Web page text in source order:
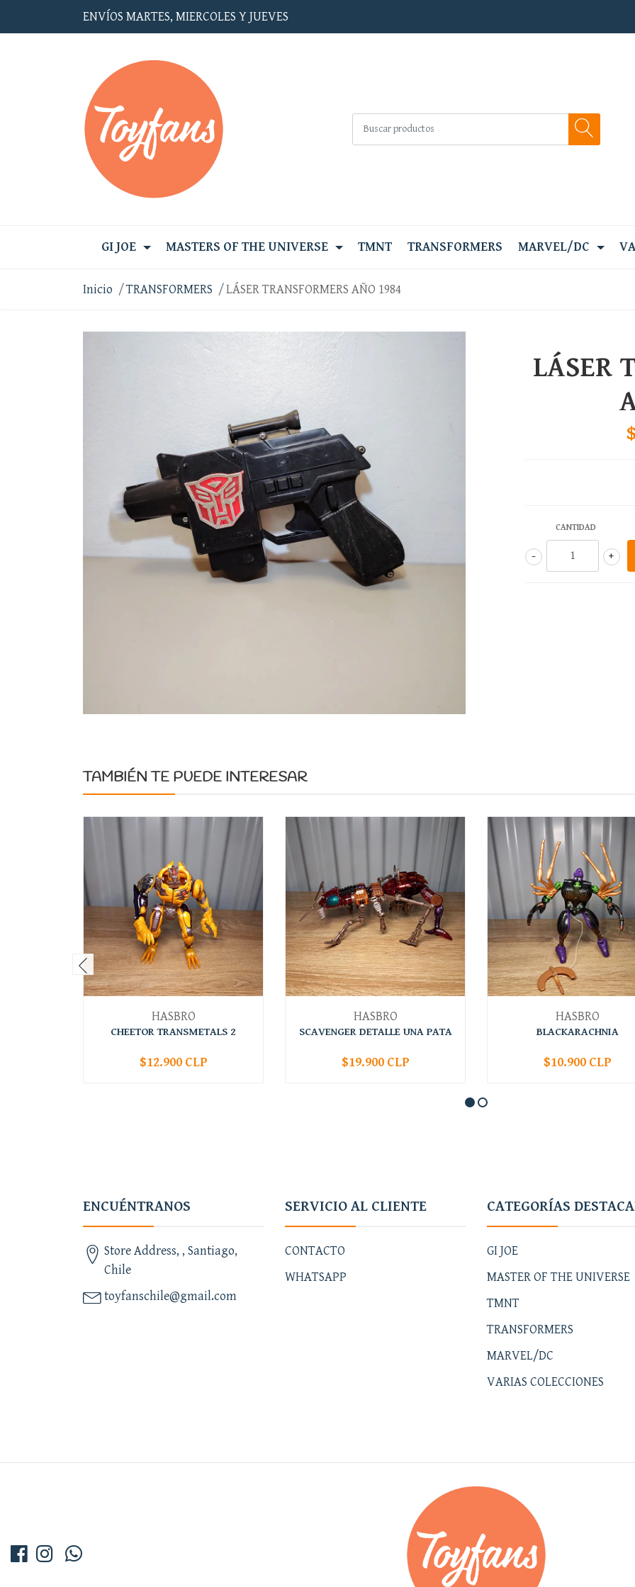
ENVÍOS MARTES, MIERCOLES Y JUEVES
GI JOE MASTERS OF THE UNIVERSE TMNT TRANSFORMERS MARVEL/DC
Inicio TRANSFORMERS LÁSER TRANSFORMERS AÑO 1984
LÁSER
CANTIDAD
+
-
TAMBIÉN TE PUEDE INTERESAR
HASBRO
CHEETOR TRANSMETALS 2
+
$12.900 CLP
HASBRO
SCAVENGER DETALLE UNA PATA
+
$19.900 CLP
HASBRO
BLACKARACHNIA
+
$10.900 CLP
ENCUÉNTRANOS
Store Address, , Santiago,
Chile
toyfanschile@gmail.com
SERVICIO AL CLIENTE
CONTACTO
WHATSAPP
CATEGORÍAS
GI JOE
MASTER OF THE UNIVERSE
TMNT
TRANSFORMERS
MARVEL/DC
VARIAS COLECCIONES